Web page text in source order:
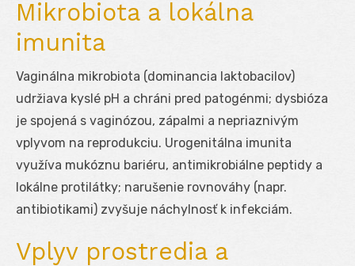
Mikrobiota a lokálna
imunita
Vaginálna mikrobiota (dominancia laktobacilov)
udržiava kyslé pH a chráni pred patogénmi; dysbióza
je spojená s vaginózou, zápalmi a nepriaznivým
vplyvom na reprodukciu. Urogenitálna imunita
využíva mukóznu bariéru, antimikrobiálne peptidy a
lokálne protilátky; narušenie rovnováhy (napr.
antibiotikami) zvyšuje náchylnosť k infekciám.
Vplyv prostredia a